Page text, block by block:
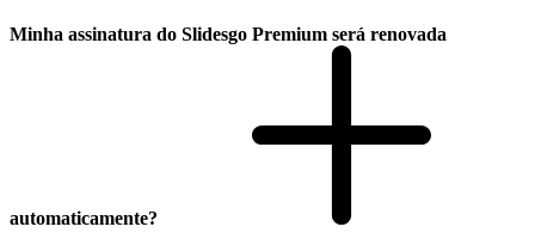
Minha assinatura do Slidesgo Premium será renovada
automaticamente?